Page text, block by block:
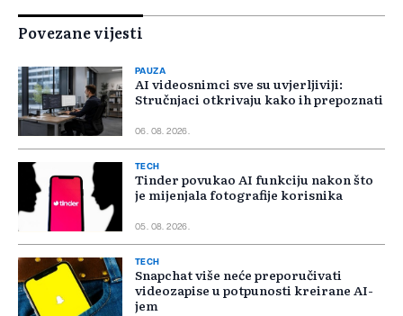
Povezane vijesti
PAUZA
AI videosnimci sve su uvjerljiviji:
Stručnjaci otkrivaju kako ih prepoznati
06. 08. 2026.
TECH
Tinder povukao AI funkciju nakon što
je mijenjala fotografije korisnika
05. 08. 2026.
TECH
Snapchat više neće preporučivati
videozapise u potpunosti kreirane AI-
jem